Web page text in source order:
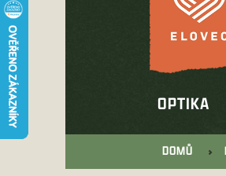
OPTIKA
DOMŮ